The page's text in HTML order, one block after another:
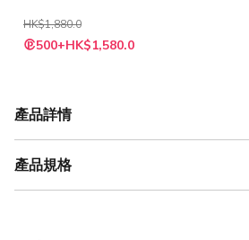
HK$1,880.0
特 500+HK$1,580.0
產品詳情
產品規格